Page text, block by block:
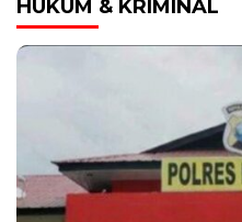
HUKUM & KRIMINAL